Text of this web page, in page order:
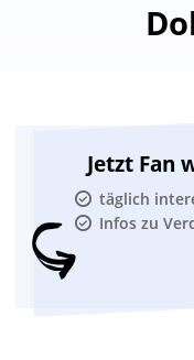
Jetzt Fan
täglich
Infos zu